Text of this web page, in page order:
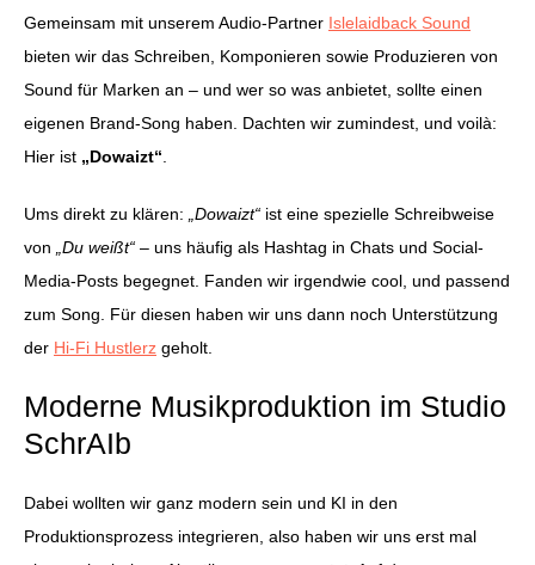
Gemeinsam mit unserem Audio-Partner Islelaidback Sound
bieten wir das Schreiben, Komponieren sowie Produzieren von
Sound für Marken an – und wer so was anbietet, sollte einen
eigenen Brand-Song haben. Dachten wir zumindest, und voilà:
Hier ist „Dowaizt“
Ums direkt zu klären: „Dowaizt“ ist eine spezielle Schreibweise
von
„Du weißt“ – uns häufig als Hashtag in Chats und Social-
Media-Posts begegnet. Fanden wir irgendwie cool, und passend
zum Song. Für diesen haben wir uns dann noch Unterstützung
der Hi-Fi Hustlerz geholt.
Moderne Musikproduktion im Studio
SchrAIb
Dabei wollten wir ganz modern sein und KI in den
Produktionsprozess integrieren, also haben wir uns erst mal